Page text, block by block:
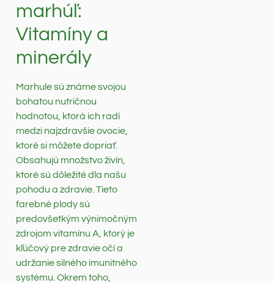
marhúľ:
Vitamíny a
minerály
Marhule sú známe svojou
bohatou nutričnou
hodnotou, ktorá ich radí
medzi najzdravšie ovocie,
ktoré si môžete dopriať.
Obsahujú množstvo živín,
ktoré sú dôležité dla našu
pohodu a zdravie. Tieto
farebné plody sú
predovšetkým výnimočným
zdrojom vitamínu A, ktorý je
kľúčový pre zdravie očí a
udržanie silného imunitného
systému. Okrem toho,